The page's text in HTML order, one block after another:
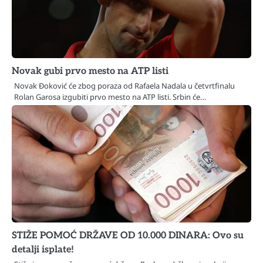
Novak gubi prvo mesto na ATP listi
Novak Đoković će zbog poraza od Rafaela Nadala u četvrtfinalu
Rolan Garosa izgubiti prvo mesto na ATP listi. Srbin će…
STIŽE POMOĆ DRŽAVE OD 10.000 DINARA: Ovo su
detalji isplate!